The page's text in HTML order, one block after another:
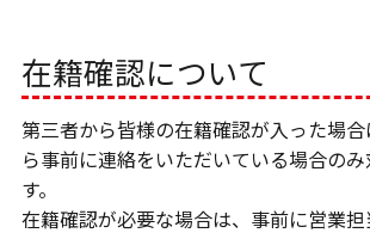
在籍確認について
第三者から皆様の在籍確認が入った場
ら事前に連絡をいただいている場合の
す。
在籍確認が必要な場合は、事前に営業